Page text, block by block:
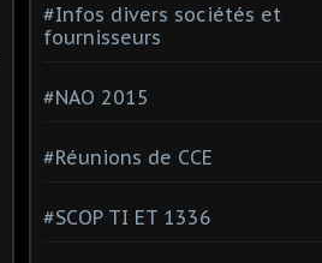
#Infos divers sociétés et
fournisseurs
#NAO 2015
#Réunions de CCE
#SCOP TI ET 1336